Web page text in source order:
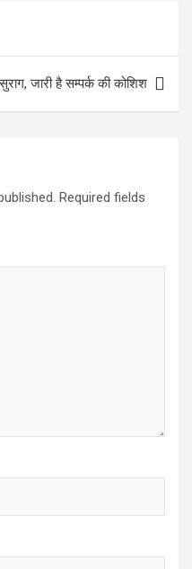
जारी है सम्पर्क की कोशिश
Required fields